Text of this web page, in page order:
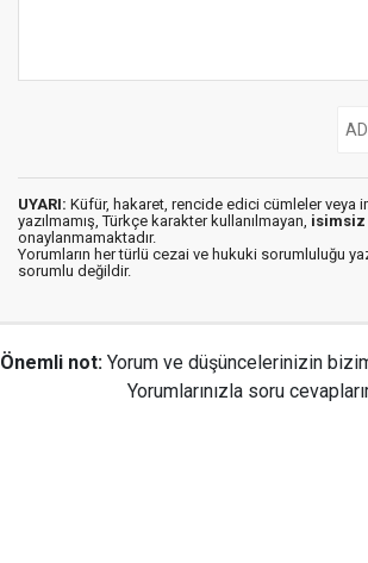
UYARI: Küfür, hakaret, rencide edici cümleler veya
yazılmamış, Türkçe karakter kullanılmayan, isimsiz
onaylanmamaktadır.
Yorumların her türlü cezai ve hukuki sorumluluğu
sorumlu değildir.
Önemli not: Yorum ve düşüncelerinizin
Yorumlarınızla soru